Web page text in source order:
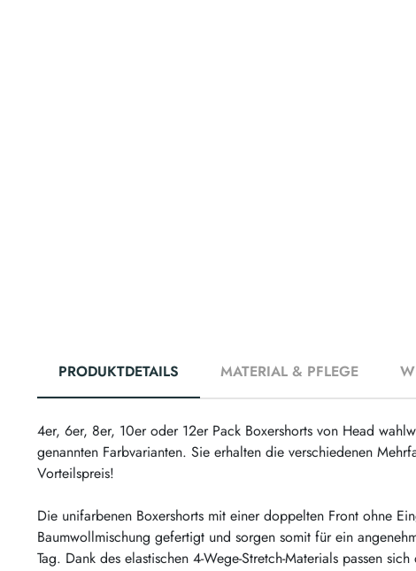
PRODUKTDETAILS MATERIAL & PFLEGE
4er, 6er, 8er, 10er oder 12er Pack Boxershorts von Head
genannten Farbvarianten. Sie erhalten die verschiedenen
Vorteilspreis!
Die unifarbenen Boxershorts mit einer doppelten Front ohne
Baumwollmischung gefertigt und sorgen somit für ein
Tag. Dank des elastischen 4-Wege-Stretch-Materials passen